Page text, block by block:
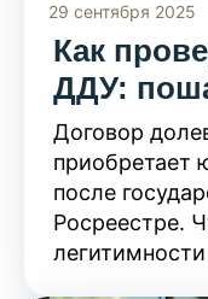
29 сентября 2025
Как
ДДУ:
Договор
приобретает
после
Росреестре.